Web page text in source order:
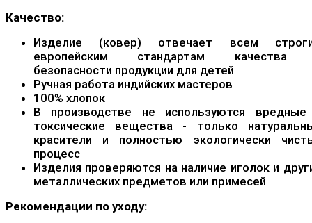
Качество:
Изделие (ковер) отвечает всем
европейским стандартам качества
безопасности продукции для детей
Ручная работа индийских мастеров
100% хлопок
В производстве не используются
токсические вещества - только
красители и полностью экологически
процесс
Изделия проверяются на наличие иголок и
металлических предметов или примесей
Рекомендации по уходу: